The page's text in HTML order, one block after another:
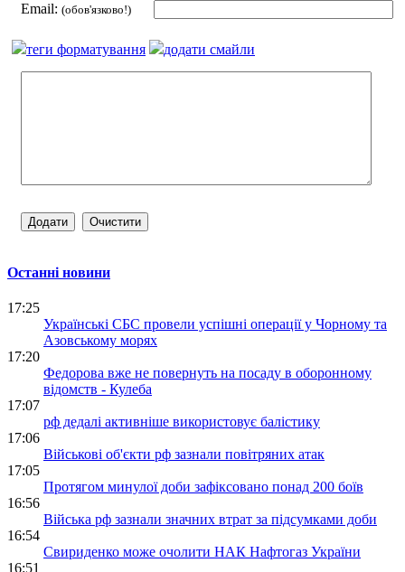
Email: (обов'язково!)
теги форматування додати смайли
Останні новини
17:25
Українські СБС провели успішні операції у Чорному та
Азовському морях
17:20
Федорова вже не повернуть на посаду в оборонному
відомств - Кулеба
17:07
рф дедалі активніше використовує балістику
17:06
Військові об'єкти рф зазнали повітряних атак
17:05
Протягом минулої доби зафіксовано понад 200 боїв
16:56
Війська рф зазнали значних втрат за підсумками доби
16:54
Свириденко може очолити НАК Нафтогаз України
16:51